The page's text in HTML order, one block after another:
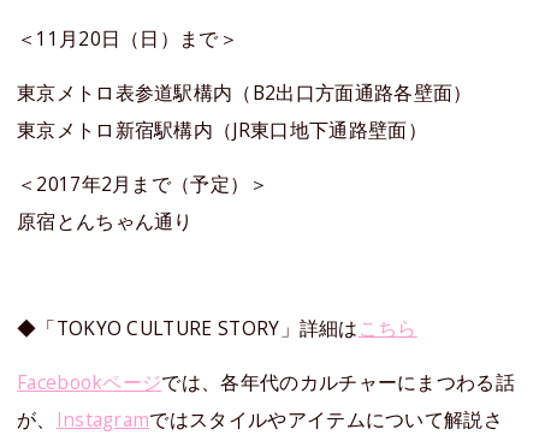
＜11月20日（日）まで＞
東京メトロ表参道駅構内（B2出口方面通路各壁面）
東京メトロ新宿駅構内（JR東口地下通路壁面）
＜2017年2月まで（予定）＞
原宿とんちゃん通り
◆「TOKYO CULTURE STORY」詳細はこちら
Facebookページでは、各年代のカルチャーにまつわる話
が、 Instagramではスタイルやアイテムについて解説さ